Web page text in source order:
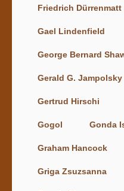
Friedrich Dürrenmatt
Gael Lindenfield
George Bernard
Gerald G. Jampolsky
Gertrud Hirschi
Gogol Gonda
Graham Hancock
Griga Zsuzsanna